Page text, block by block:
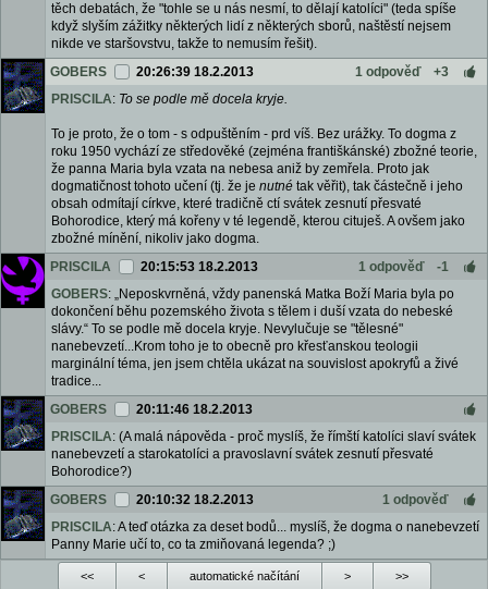
těch debatách, že "tohle se u nás nesmí, to dělají katolíci" (teda spíše
když slyším zážitky některých lidí z některých sborů, naštěstí nejsem
nikde ve staršovstvu, takže to nemusím řešit).
GOBERS
20:26:39 18.2.2013 1 odpověď
+3
PRISCILA: To se podle mě docela kryje.
To je proto, že o tom - s odpuštěním - prd víš. Bez urážky. To dogma z
roku 1950 vychází ze středověké (zejména františkánské) zbožné teorie,
že panna Maria byla vzata na nebesa aniž by zemřela. Proto jak
dogmatičnost tohoto učení (tj. že je nutné tak věřit), tak částečně i jeho
obsah odmítají církve, které tradičně ctí svátek zesnutí přesvaté
Bohorodice, který má kořeny v té legendě, kterou cituješ. A ovšem jako
zbožné mínění, nikoliv jako dogma.
PRISCILA
20:15:53 18.2.2013 1 odpověď
-1
GOBERS: „Neposkvrněná, vždy panenská Matka Boží Maria byla po
dokončení běhu pozemského života s tělem i duší vzata do nebeské
slávy.“ To se podle mě docela kryje. Nevylučuje se "tělesné"
nanebevzetí...Krom toho je to obecně pro křesťanskou teologii
marginální téma, jen jsem chtěla ukázat na souvislost apokryfů a živé
tradice...
GOBERS
20:11:46 18.2.2013
PRISCILA: (A malá nápověda - proč myslíš, že římští katolíci slaví svátek
nanebevzetí a starokatolíci a pravoslavní svátek zesnutí přesvaté
Bohorodice?)
GOBERS
20:10:32 18.2.2013
1 odpověď
PRISCILA: A teď otázka za deset bodů... myslíš, že dogma o nanebevzetí
Panny Marie učí to, co ta zmiňovaná legenda? ;)
<< < automatické načítání > >>